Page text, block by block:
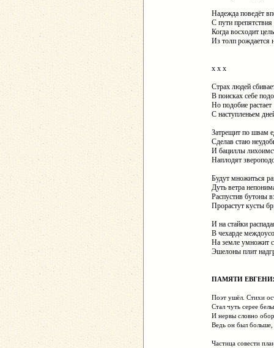
Надежда поведёт
С пути препятствия
Когда восходит
Из толп рождается
х х х
Страх людей
В поисках себе
Но подобие растает
С наступленьем
Затрещит по швам
Сделав стаю
И бациллы
Наплодят
Будут множиться
Дуть ветра
Распустив бутоны
Прорастут кусты
И на стайки
В чехарде
На земле умножит
Эшелоны плит
ПАМЯТИ
Поэт ушёл. Стихи
Стал чуть серее
И нервы словно
Ведь он был больше,
Частица совести